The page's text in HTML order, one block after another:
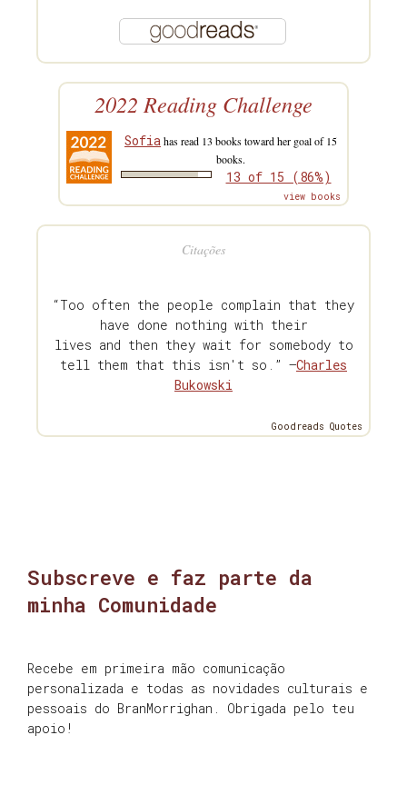
2022 Reading Challenge
Sofia has read 13 books toward her goal of 15
books.
13 of 15 (86%)
view books
Citações
“Too often the people complain that they
have done nothing with their
lives and then they wait for somebody to
tell them that this isn't so.” —Charles
Bukowski
Goodreads Quotes
Subscreve e faz parte da
minha Comunidade
Recebe em primeira mão comunicação
personalizada e todas as novidades culturais e
pessoais do BranMorrighan. Obrigada pelo teu
apoio!